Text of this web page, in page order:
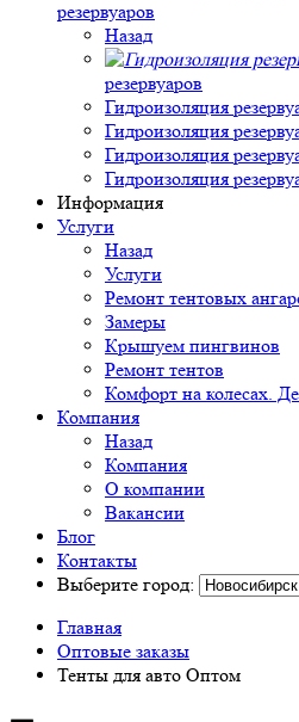
резервуаров
Назад
резервуаров
Гидроизоляция
Гидроизоляция
Гидроизоляция
Гидроизоляция
Информация
Услуги
Назад
Услуги
Ремонт тентовых
Замеры
Крышуем пингвинов
Ремонт тентов
Комфорт на колесах.
Компания
Назад
Компания
О компании
Вакансии
Блог
Контакты
Выберите город:
Главная
Оптовые заказы
Тенты для авто Оптом